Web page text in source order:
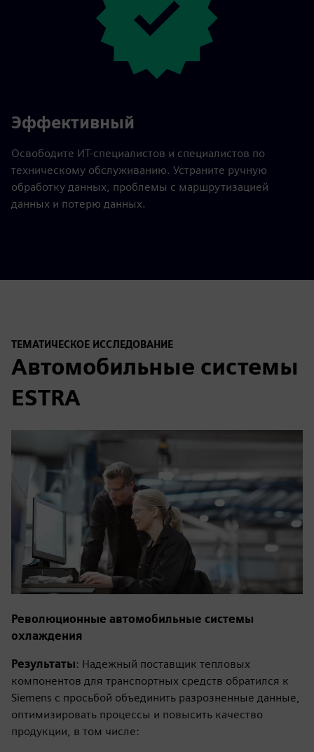
Эффективный
Освободите ИТ-специалистов и специалистов по
техническому обслуживанию. Устраните ручную
обработку данных, проблемы с маршрутизацией
данных и потерю данных.
ТЕМАТИЧЕСКОЕ ИССЛЕДОВАНИЕ
Автомобильные системы
ESTRA
Революционные автомобильные системы
охлаждения
Результаты: Надежный поставщик тепловых
компонентов для транспортных средств обратился к
Siemens с просьбой объединить разрозненные данные,
оптимизировать процессы и повысить качество
продукции, в том числе: